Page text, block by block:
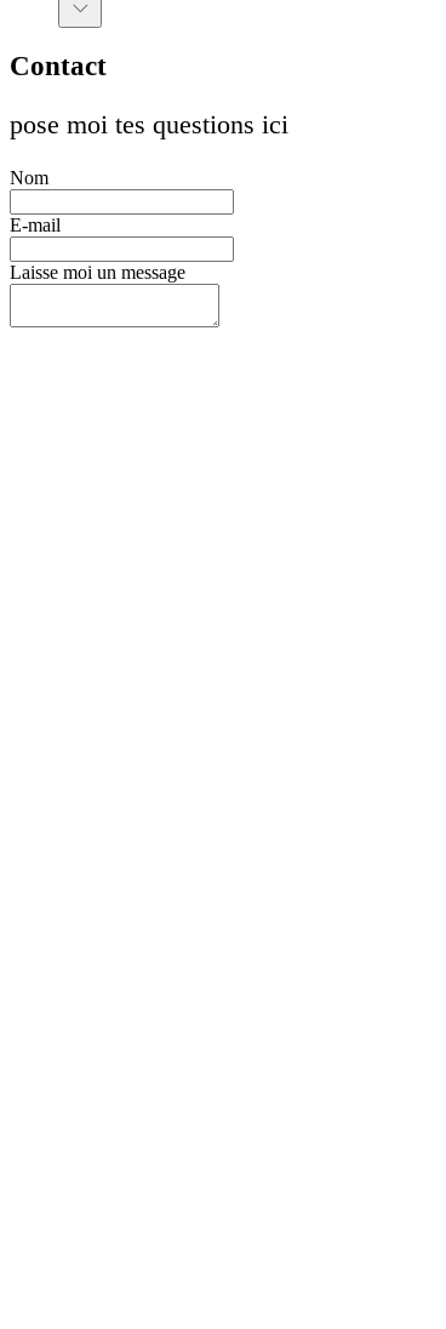
Contact
pose moi tes questions ici
Nom
E-mail
Laisse moi un message